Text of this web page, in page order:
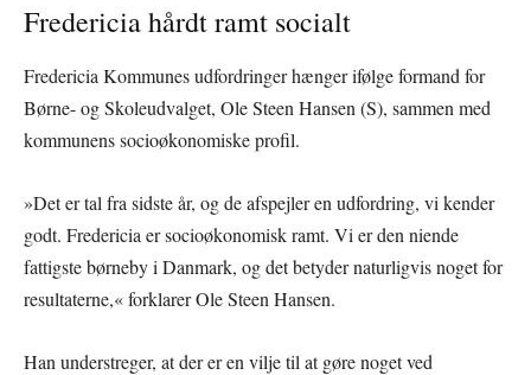
Fredericia hårdt ramt socialt
Fredericia Kommunes udfordringer hænger ifølge formand for
Børne- og Skoleudvalget, Ole Steen Hansen (S), sammen med
kommunens socioøkonomiske profil.
»Det er tal fra sidste år, og de afspejler en udfordring, vi kender
godt. Fredericia er socioøkonomisk ramt. Vi er den niende
fattigste børneby i Danmark, og det betyder naturligvis noget for
resultaterne,« forklarer Ole Steen Hansen.
Han understreger, at der er en vilje til at gøre noget ved